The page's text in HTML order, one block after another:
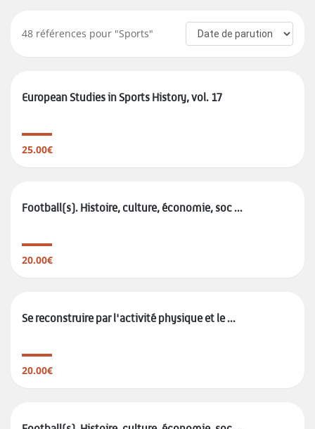
48 références pour "Sports"
European Studies in Sports History, vol. 17
25.00€
Football(s). Histoire, culture, économie, soc ...
20.00€
Se reconstruire par l'activité physique et le ...
20.00€